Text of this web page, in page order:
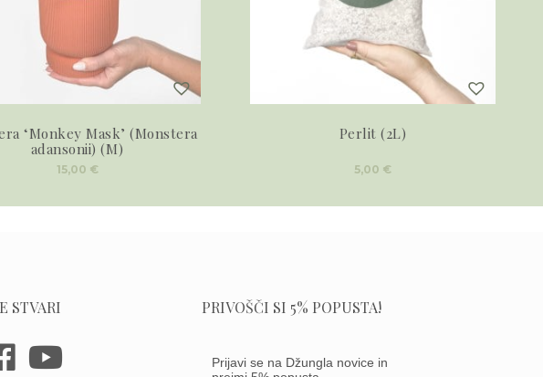
‘Monkey Mask’ (Monstera
adansonii) (M)
15,00 €
Perlit (2L)
5,00 €
STVARI PRIVOŠČI SI 5% POPUSTA!
Prijavi se na Džungla novice in